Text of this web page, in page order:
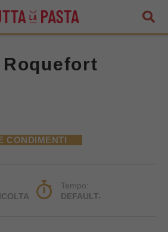
CONDIMENTI
Tempo:
DEFAULT-